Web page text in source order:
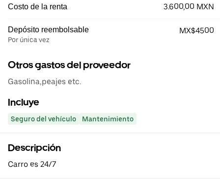
Costo de la renta 3.600,00 MXN
Depósito reembolsable
Por única vez
MX$4500
Otros gastos del proveedor
Gasolina,peajes etc.
Incluye
Seguro del vehículo Mantenimiento
Descripción
Carro es 24/7